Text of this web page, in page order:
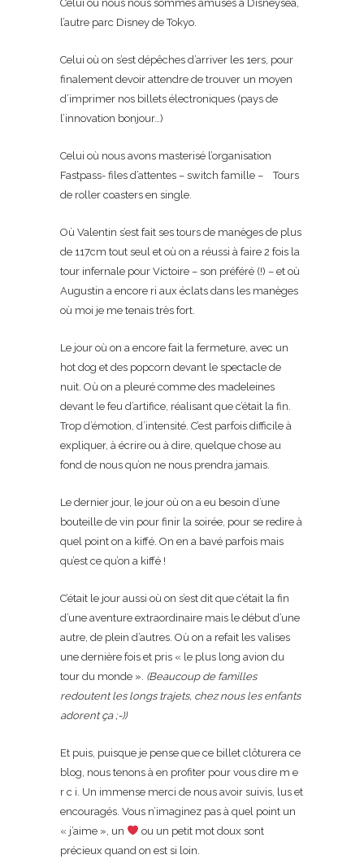
Celui où nous nous sommes amusés à Disneysea,
l’autre parc Disney de Tokyo.
Celui où on s’est dépêches d’arriver les 1ers, pour
finalement devoir attendre de trouver un moyen
d’imprimer nos billets électroniques (pays de
l’innovation bonjour…)
Celui où nous avons masterisé l’organisation
Fastpass- files d’attentes – switch famille – Tours
de roller coasters en single.
Où Valentin s’est fait ses tours de manèges de plus
de 117cm tout seul et où on a réussi à faire 2 fois la
tour infernale pour Victoire – son préféré (!) – et où
Augustin a encore ri aux éclats dans les manèges
où moi je me tenais très fort.
Le jour où on a encore fait la fermeture, avec un
hot dog et des popcorn devant le spectacle de
nuit. Où on a pleuré comme des madeleines
devant le feu d’artifice, réalisant que c’était la fin.
Trop d’émotion, d’intensité. C’est parfois difficile à
expliquer, à écrire ou à dire, quelque chose au
fond de nous qu’on ne nous prendra jamais.
Le dernier jour, le jour où on a eu besoin d’une
bouteille de vin pour finir la soirée, pour se redire à
quel point on a kiffé. On en a bavé parfois mais
qu’est ce qu’on a kiffé !
C’était le jour aussi où on s’est dit que c’était la fin
d’une aventure extraordinaire mais le début d’une
autre, de plein d’autres. Où on a refait les valises
une dernière fois et pris « le plus long avion du
tour du monde ». (Beaucoup de familles
redoutent les longs trajets, chez nous les enfants
adorent ça ;-))
Et puis, puisque je pense que ce billet clôturera ce
blog, nous tenons à en profiter pour vous dire m e
r c i. Un immense merci de nous avoir suivis, lus et
encouragés. Vous n’imaginez pas à quel point un
« j’aime », un
ou un petit mot doux sont
précieux quand on est si loin.